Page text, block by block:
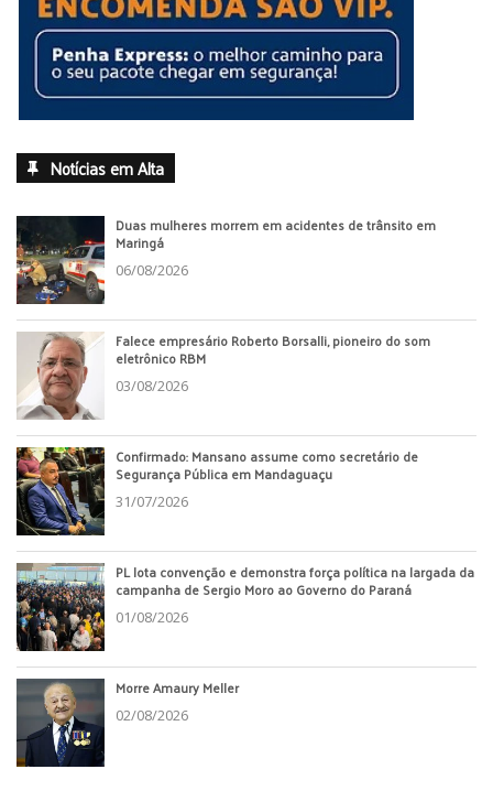
Notícias em Alta
Duas mulheres morrem em acidentes de trânsito em
Maringá
06/08/2026
Falece empresário Roberto Borsalli, pioneiro do som
eletrônico RBM
03/08/2026
Confirmado: Mansano assume como secretário de
Segurança Pública em Mandaguaçu
31/07/2026
PL lota convenção e demonstra força política na largada da
campanha de Sergio Moro ao Governo do Paraná
01/08/2026
Morre Amaury Meller
02/08/2026